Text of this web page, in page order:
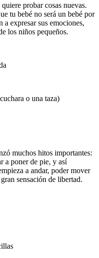
probar cosas nuevas.
tu bebé no será un bebé por
a expresar sus emociones,
los niños pequeños.
o una taza)
muchos hitos importantes:
a poner de pie, y así
a andar, poder mover
sensación de libertad.